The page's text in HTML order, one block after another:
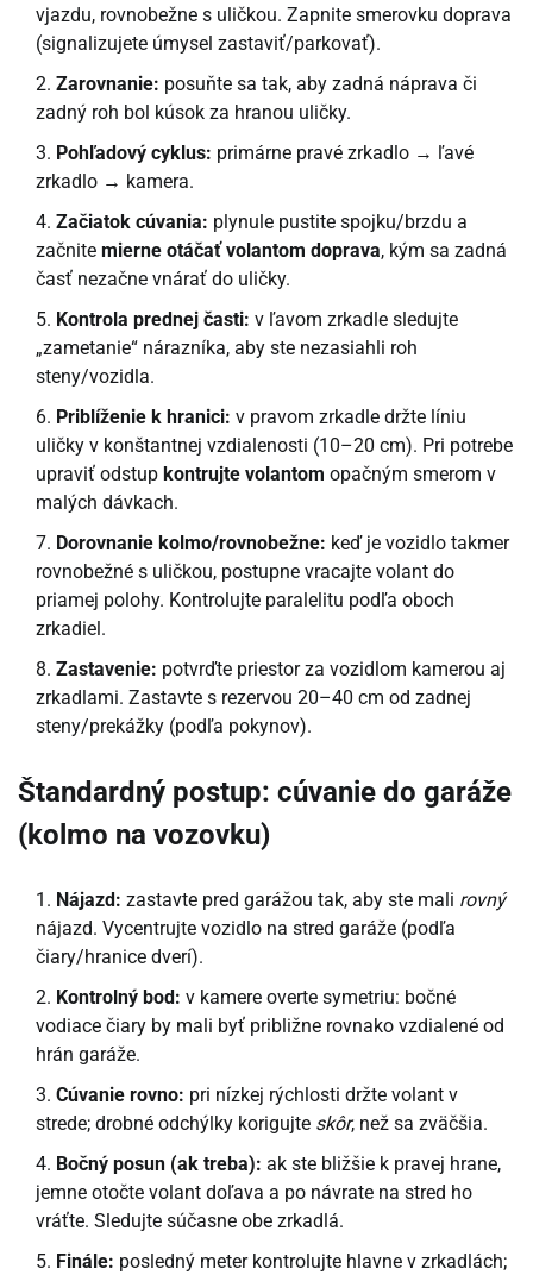
vjazdu, rovnobežne s uličkou. Zapnite smerovku doprava
(signalizujete úmysel zastaviť/parkovať).
Zarovnanie: posuňte sa tak, aby zadná náprava či
zadný roh bol kúsok za hranou uličky.
Pohľadový cyklus: primárne pravé zrkadlo → ľavé
zrkadlo → kamera.
Začiatok cúvania: plynule pustite spojku/brzdu a
začnite mierne otáčať volantom doprava, kým sa zadná
časť nezačne vnárať do uličky.
Kontrola prednej časti: v ľavom zrkadle sledujte
„zametanie“ nárazníka, aby ste nezasiahli roh
steny/vozidla.
Priblíženie k hranici: v pravom zrkadle držte líniu
uličky v konštantnej vzdialenosti (10–20 cm). Pri potrebe
upraviť odstup kontrujte volantom opačným smerom v
malých dávkach.
Dorovnanie kolmo/rovnobežne: keď je vozidlo takmer
rovnobežné s uličkou, postupne vracajte volant do
priamej polohy. Kontrolujte paralelitu podľa oboch
zrkadiel.
Zastavenie: potvrďte priestor za vozidlom kamerou aj
zrkadlami. Zastavte s rezervou 20–40 cm od zadnej
steny/prekážky (podľa pokynov).
Štandardný postup: cúvanie do garáže
(kolmo na vozovku)
Nájazd: zastavte pred garážou tak, aby ste mali rovný
nájazd. Vycentrujte vozidlo na stred garáže (podľa
čiary/hranice dverí).
Kontrolný bod: v kamere overte symetriu: bočné
vodiace čiary by mali byť približne rovnako vzdialené od
hrán garáže.
Cúvanie rovno: pri nízkej rýchlosti držte volant v
strede; drobné odchýlky korigujte skôr, než sa zväčšia.
Bočný posun (ak treba): ak ste bližšie k pravej hrane,
jemne otočte volant doľava a po návrate na stred ho
vráťte. Sledujte súčasne obe zrkadlá.
Finále: posledný meter kontrolujte hlavne v zrkadlách;